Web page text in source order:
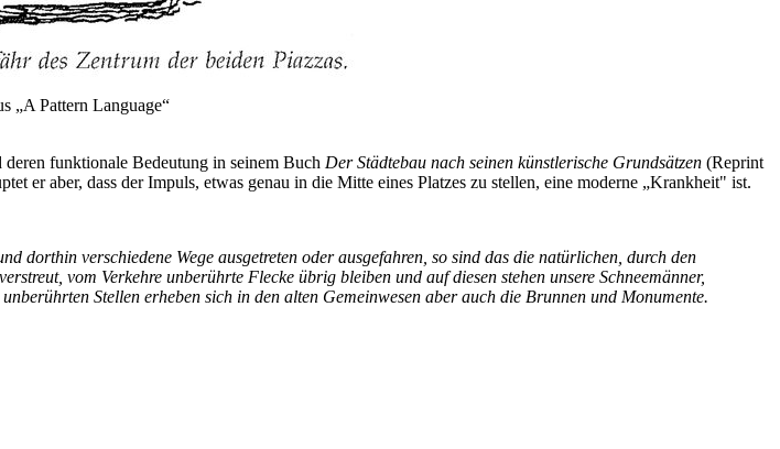
„A Pattern Language“
funktionale Bedeutung in seinem Buch Der Städtebau nach seinen künstlerische Grundsätzen (Reprint
er aber, dass der Impuls, etwas genau in die Mitte eines Platzes zu stellen, eine moderne „Krankheit" ist.
dorthin verschiedene Wege ausgetreten oder ausgefahren, so sind das die natürlichen, durch den
vom Verkehre unberührte Flecke übrig bleiben und auf diesen stehen unsere Schneemänner,
Stellen erheben sich in den alten Gemeinwesen aber auch die Brunnen und Monumente.